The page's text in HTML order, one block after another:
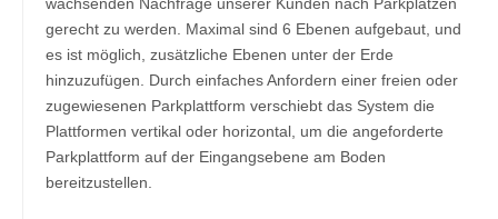
gerecht zu werden. Maximal sind 6 Ebenen aufgebaut, und
es ist möglich, zusätzliche Ebenen unter der Erde
hinzuzufügen. Durch einfaches Anfordern einer freien oder
zugewiesenen Parkplattform verschiebt das System die
Plattformen vertikal oder horizontal, um die angeforderte
Parkplattform auf der Eingangsebene am Boden
bereitzustellen.